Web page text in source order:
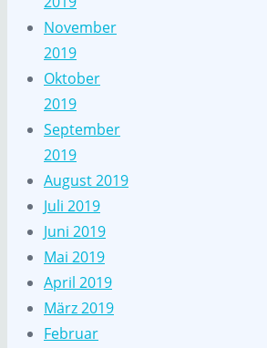
November
2019
Oktober
2019
September
2019
August 2019
Juli 2019
Juni 2019
Mai 2019
April 2019
März 2019
Februar